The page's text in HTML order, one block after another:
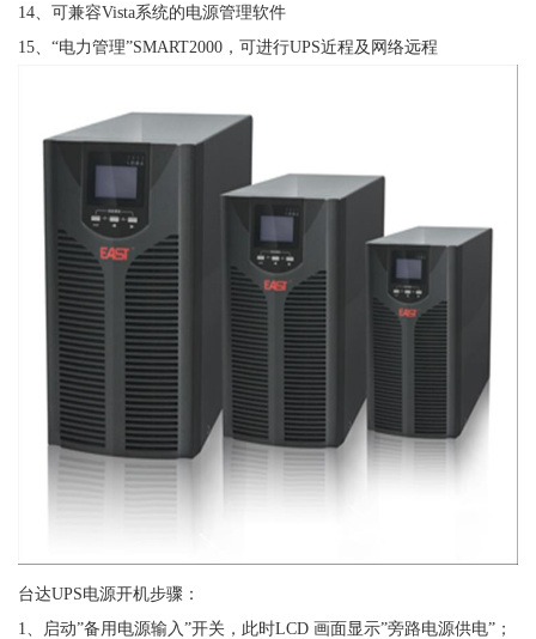
14、可兼容Vista系统的电源管理软件
15、“电力管理”SMART2000，可进行UPS近程及网络远程
台达UPS电源开机步骤：
1、启动”备用电源输入”开关，此时LCD 画面显示”旁路电源供电”；